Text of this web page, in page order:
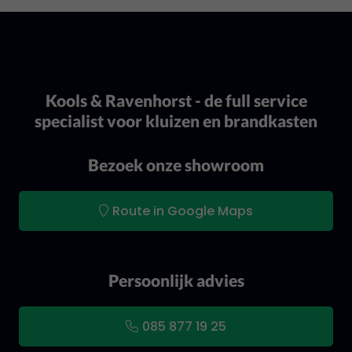
Kools & Ravenhorst - de full service
specialist voor kluizen en brandkasten
Bezoek onze showroom
Route in Google Maps
Persoonlijk advies
085 877 19 25